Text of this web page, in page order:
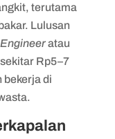
terutama
Lulusan
atau
Rp5–7
bekerja di